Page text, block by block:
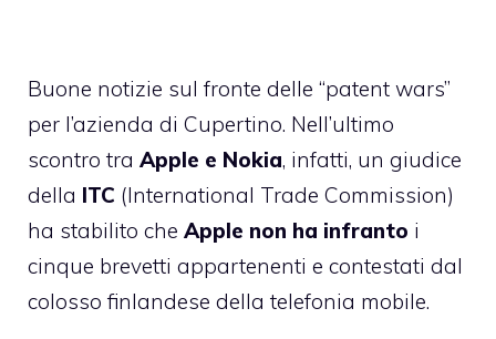
Buone notizie sul fronte delle “patent wars”
per l’azienda di Cupertino. Nell’ultimo
scontro tra Apple e Nokia, infatti, un giudice
della ITC (International Trade Commission)
ha stabilito che Apple non ha infranto i
cinque brevetti appartenenti e contestati dal
colosso finlandese della telefonia mobile.